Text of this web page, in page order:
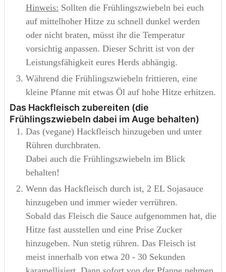
Hinweis: Sollten die Frühlingszwiebeln bei euch
auf mittelhoher Hitze zu schnell dunkel werden
oder nicht braten, müsst ihr die Temperatur
vorsichtig anpassen. Dieser Schritt ist von der
Leistungsfähigkeit eures Herds abhängig.
Während die Frühlingszwiebeln frittieren, eine
kleine Pfanne mit etwas Öl auf hohe Hitze erhitzen.
Das Hackfleisch zubereiten (die
Frühlingszwiebeln dabei im Auge behalten)
Das (vegane) Hackfleisch hinzugeben und unter
Rühren durchbraten.
Dabei auch die Frühlingszwiebeln im Blick
behalten!
Wenn das Hackfleisch durch ist, 2 EL Sojasauce
hinzugeben und immer wieder verrühren.
Sobald das Fleisch die Sauce aufgenommen hat, die
Hitze fast ausstellen und eine Prise Zucker
hinzugeben. Nun stetig rühren. Das Fleisch ist
meist innerhalb von etwa 20 - 30 Sekunden